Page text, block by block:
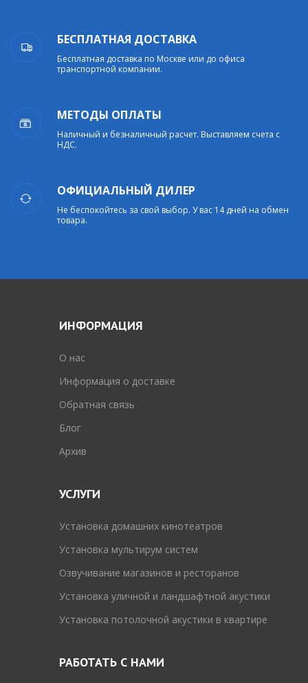
БЕСПЛАТНАЯ ДОСТАВКА
Бесплатная доставка по Москве или до офиса
транспортной компании.
МЕТОДЫ ОПЛАТЫ
Наличный и безналичный расчет. Выставляем счета с
НДС.
ОФИЦИАЛЬНЫЙ ДИЛЕР
Не беспокойтесь за свой выбор. У вас 14 дней на обмен
товара.
ИНФОРМАЦИЯ
O нас
Информация о доставке
Обратная связь
Блог
Архив
УСЛУГИ
Установка домашних кинотеатров
Установка мультирум систем
Озвучивание магазинов и ресторанов
Установка уличной и ландшафтной акустики
Установка потолочной акустики в квартире
РАБОТАТЬ С НАМИ